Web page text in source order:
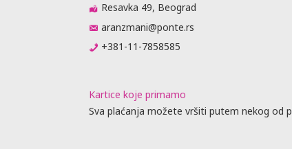
Resavka 49, Beograd
aranzmani@ponte.rs
+381-11-7858585
Kartice koje primamo
Sva plaćanja možete vršiti putem nekog od